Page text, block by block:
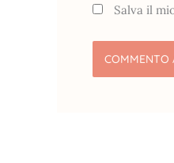
Salva il